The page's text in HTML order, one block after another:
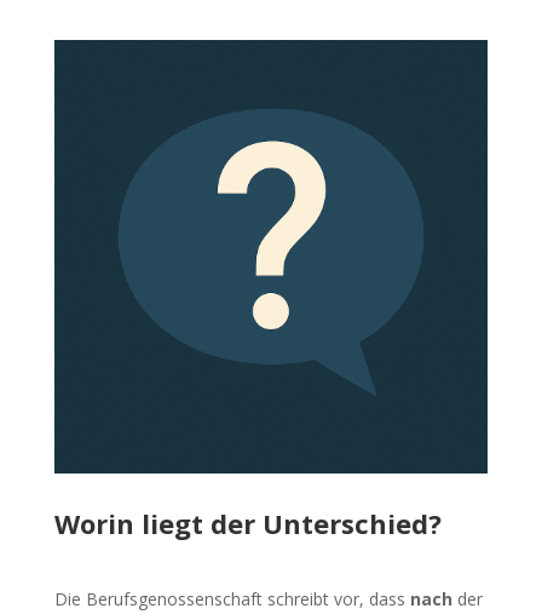
Worin liegt der Unterschied?
Die Berufsgenossenschaft schreibt vor, dass nach der